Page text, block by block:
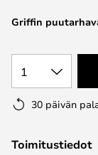
gallery
Griffin
1
30 päivän
Toimitustiedot